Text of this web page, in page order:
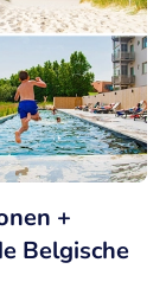
+
Belgische